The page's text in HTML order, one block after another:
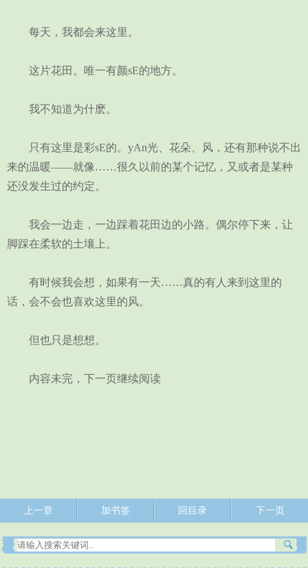
每天，我都会来这里。
这片花田。唯一有颜sE的地方。
我不知道为什麽。
只有这里是彩sE的。yAn光、花朵、风，还有那种说不出
来的温暖——就像……很久以前的某个记忆，又或者是某种
还没发生过的约定。
我会一边走，一边踩着花田边的小路。偶尔停下来，让
脚踩在柔软的土壤上。
有时候我会想，如果有一天……真的有人来到这里的
话，会不会也喜欢这里的风。
但也只是想想。
内容未完，下一页继续阅读
上一章 加书签 回目录 下一页